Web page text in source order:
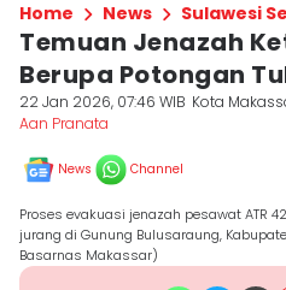
Home News Sulawesi
Temuan Jenazah
Berupa Potongan
22 Jan 2026, 07:46 WIB Kota
Aan Pranata
News Channel
Proses evakuasi jenazah pesawat ATR
jurang di Gunung Bulusaraung,
Basarnas Makassar)